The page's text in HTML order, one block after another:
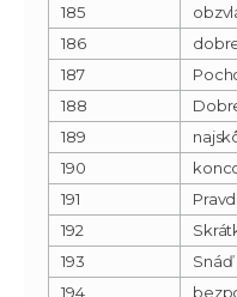
185
186
187
188
189
190
191
192
193
Snáď
194